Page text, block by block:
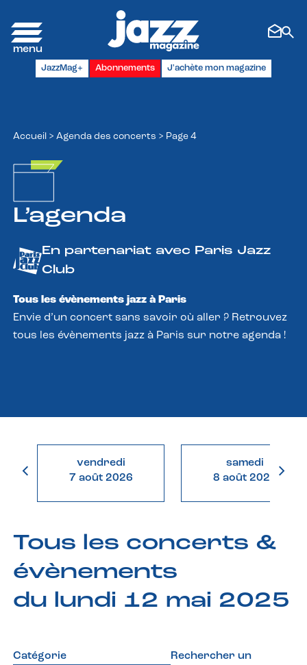
JazzMag+ Abonnements J'achète mon magazine
Accueil > Agenda des concerts > Page 4
L’agenda
En partenariat avec Paris Jazz
Club
Tous les évènements jazz à Paris
Envie d’un concert sans savoir où aller ? Retrouvez
tous les évènements jazz à Paris sur notre agenda !
vendredi
7 août 2026
samedi
8 août 2026
Tous les concerts &
évènements
du lundi 12 mai 2025
Catégorie
Rechercher un